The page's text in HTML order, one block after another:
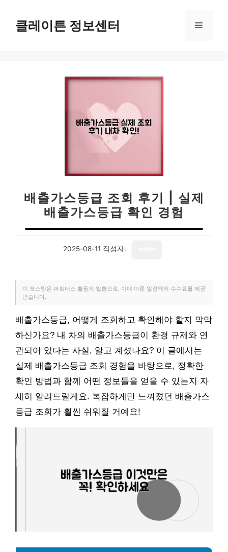
클레이튼 정보센터 메
배출가스등급 조회 후기 | 실제
배출가스등급 확인 경험
2025-08-11 작성자:
이 포스팅은 파트너스 활동의 일환으로, 이에 따른 일정액의 수수료를 제공
받습니다.
배출가스등급, 어떻게 조회하고 확인해야 할지 막막
하신가요? 내 차의 배출가스등급이 환경 규제와 연
관되어 있다는 사실, 알고 계셨나요? 이 글에서는
실제 배출가스등급 조회 경험을 바탕으로, 정확한
확인 방법과 함께 어떤 정보들을 얻을 수 있는지 자
세히 알려드릴게요. 복잡하게만 느껴졌던 배출가스
등급 조회가 훨씬 쉬워질 거예요!